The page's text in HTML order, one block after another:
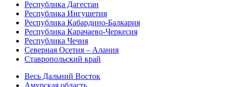
Республика Дагестан
Республика Ингушетия
Республика Кабардино-Балкария
Республика Карачаево-Черкесия
Республика Чечня
Северная Осетия – Алания
Ставропольский край
Весь Дальний Восток
Амурская область